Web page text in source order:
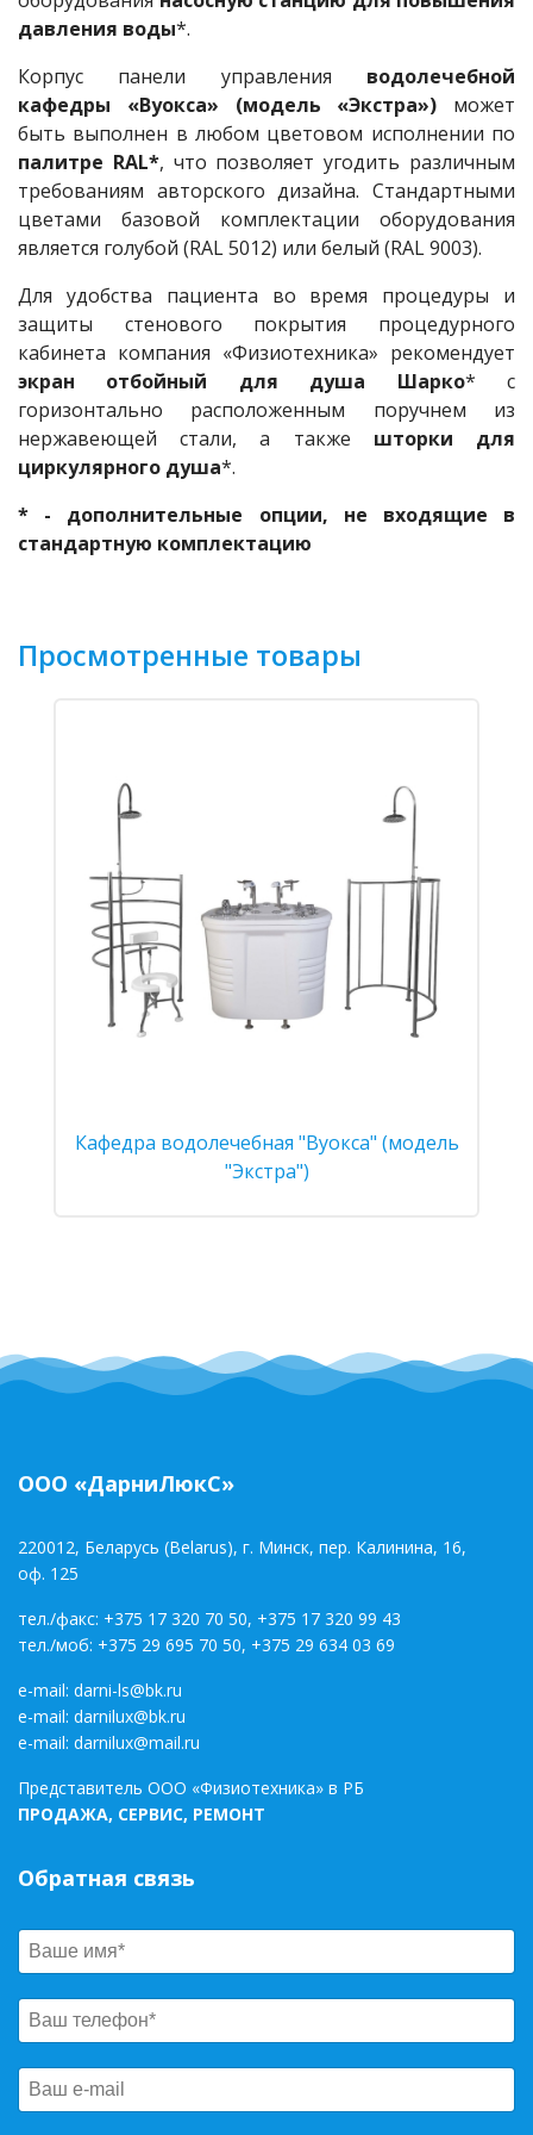
давления воды*.
Корпус панели управления водолечебной
кафедры «Вуокса» (модель «Экстра») может
быть выполнен в любом цветовом исполнении по
палитре RAL*, что позволяет угодить различным
требованиям авторского дизайна. Стандартными
цветами базовой комплектации оборудования
является голубой (RAL 5012) или белый (RAL 9003).
Для удобства пациента во время процедуры и
защиты стенового покрытия процедурного
кабинета компания «Физиотехника» рекомендует
экран отбойный для душа Шарко* с
горизонтально расположенным поручнем из
нержавеющей стали, а также шторки для
циркулярного душа*.
* - дополнительные опции, не входящие в
стандартную комплектацию
Просмотренные товары
Кафедра водолечебная "Вуокса" (модель
"Экстра")
ООО «ДарниЛюкС»
220012, Беларусь (Belarus), г. Минск, пер. Калинина, 16,
оф. 125
тел./факс: +375 17 320 70 50, +375 17 320 99 43
тел./моб: +375 29 695 70 50, +375 29 634 03 69
e-mail: darni-ls@bk.ru
e-mail: darnilux@bk.ru
e-mail: darnilux@mail.ru
Представитель ООО «Физиотехника» в РБ
ПРОДАЖА, СЕРВИС, РЕМОНТ
Обратная связь